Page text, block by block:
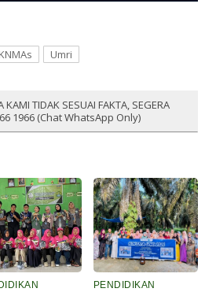
Umri
KAMI TIDAK SESUAI FAKTA, SEGERA
1966 (Chat WhatsApp Only)
PENDIDIKAN